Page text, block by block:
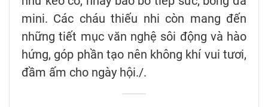
mini. Các cháu thiếu nhi còn mang đến
những tiết mục văn nghệ sôi động và hào
hứng, góp phần tạo nên không khí vui tươi,
đầm ấm cho ngày hội./.